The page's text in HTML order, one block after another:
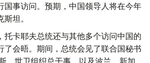
国事访问。预期，中国领导人将在今年
坦。
托卡耶夫总统还与其他多个访问中国的
了会晤。期间，总统会见了联合国秘书
、世卫组织总干事，以及波兰、新加